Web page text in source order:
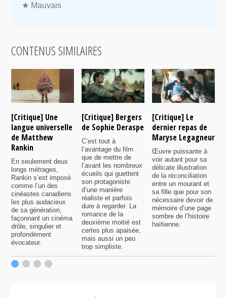
★ Mauvais
CONTENUS SIMILAIRES
[Critique] Une
langue universelle
de Matthew
Rankin
En seulement deux
longs métrages,
Rankin s’est imposé
comme l’un des
cinéastes canadiens
les plus audacieux
de sa génération,
façonnant un cinéma
drôle, singulier et
profondément
évocateur.
[Critique] Bergers
de Sophie Deraspe
C’est tout à
l’avantage du film
que de mettre de
l’avant les nombreux
écueils qui guettent
son protagoniste
d’une manière
réaliste et parfois
dure à regarder. La
romance de la
deuxième moitié est
certes plus apaisée,
mais aussi un peu
trop simpliste.
[Critique] Le
dernier repas de
Maryse Legagneur
Œuvre puissante à
voir autant pour sa
délicate illustration
de la réconciliation
entre un mourant et
sa fille que pour son
nécessaire devoir de
mémoire d’une page
sombre de l’histoire
haïtienne.